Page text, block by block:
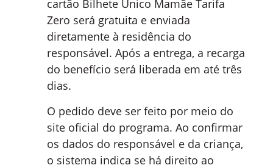
cartão Bilhete Único Mamãe Tarifa
Zero será gratuita e enviada
diretamente à residência do
responsável. Após a entrega, a recarga
do benefício será liberada em até três
dias.
O pedido deve ser feito por meio do
site oficial do programa. Ao confirmar
os dados do responsável e da criança,
o sistema indica se há direito ao